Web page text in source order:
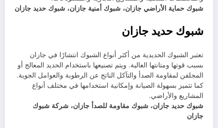
شبوك حماية الأراضي جازان، شبوك أمنية جازان، شبوك حديد جازان
شبوك حديد جازان
تعتبر الشبوك الحديدية من أكثر أنواع الشبوك انتشارًا في جازان
بسبب قوتها ومتانتها العالية. ويتم تصنيعها باستخدام الحديد المعالج أو
المجلفن لمقاومة الصدأ والتآكل الناتج عن الرطوبة والعوامل الجوية.
كما تتميز بسهولة الصيانة وإمكانية استخدامها في مختلف أنواع
المشاريع والأراضي.
شبوك حديد جازان، شبوك مقاومة للصدأ جازان، شركة شبوك
جازان